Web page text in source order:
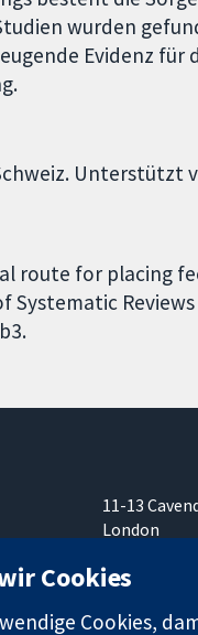
wurden
Evidenz
Unterstützt
route for placing
Reviews
11-13
London
Vereinigtes
Cookies
Cookies,